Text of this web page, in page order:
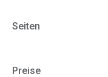
Seiten
Preise